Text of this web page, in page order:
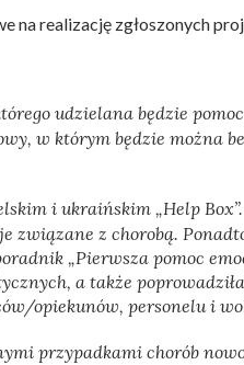
realizację zgłoszonych
udzielana będzie
w którym będzie można
i ukraińskim „Help
związane z chorobą.
„Pierwsza pomoc
a także
opiekunów, personelu i
przypadkami chorób